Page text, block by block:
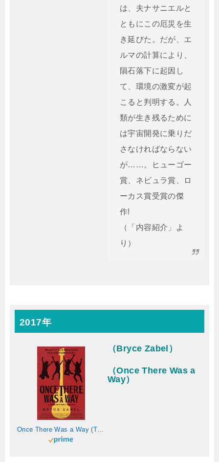
は、夫ナサニエルと
ともにこの厄災を生
き延びた。だが、エ
ルマの計算により、
隕石落下に起因し
て、環境の激変が起
こると判明する。人
類が生き残るために
は宇宙開発に乗りだ
さなければならない
が……。ヒューゴー
賞、ネビュラ賞、ロ
ーカス賞受賞の傑
作!
（「内容紹介」よ
り）
2017年
Once There Was a Way (The Breakpoint Novels) (English Edition)
（Bryce Zabel）
（Once There Was a
Way）